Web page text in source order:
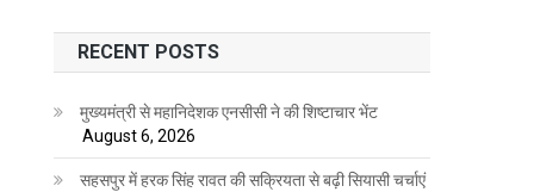
RECENT POSTS
मुख्यमंत्री से महानिदेशक एनसीसी ने की शिष्टाचार भेंट
August 6, 2026
सहसपुर में हरक सिंह रावत की सक्रियता से बढ़ी सियासी चर्चाएं